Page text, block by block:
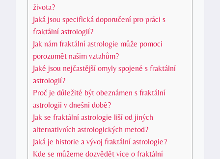
života?
Jaká jsou specifická‌ doporučení pro práci s
fraktální astrologií?
Jak ​nám fraktální astrologie může pomoci
porozumět našim vztahům?
Jaké jsou nejčastější omyly spojené s fraktální
astrologií?
Proč je⁢ důležité být obeznámen s fraktální
astrologií v dnešní‌ době?
Jak⁤ se ‌fraktální ‌astrologie liší od jiných
alternativních astrologických metod?
Jaká je historie a vývoj fraktální astrologie?
Kde se můžeme dozvědět více o fraktální